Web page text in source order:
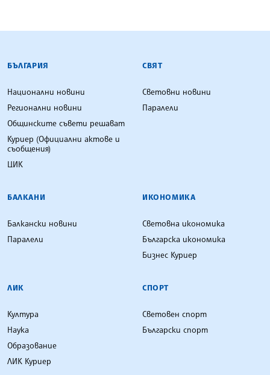
БЪЛГАРСКА ТЕЛЕГРАФНА АГЕНЦИЯ
БЪЛГАРИЯ
Национални новини
Регионални новини
Общинските съвети решават
Куриер (Официални актове и
съобщения)
ЦИК
СВЯТ
Световни новини
Паралели
БАЛКАНИ
Балкански новини
Паралели
ИКОНОМИКА
Световна икономика
Българска икономика
Бизнес Куриер
ЛИК
Култура
Наука
Образование
ЛИК Куриер
СПОРТ
Световен спорт
Български спорт